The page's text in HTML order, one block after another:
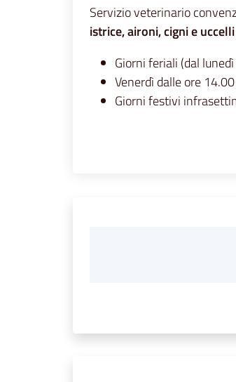
Servizio veterinario
istrice, aironi, cigni e
Giorni feriali (dal
Venerdì dalle ore
Giorni festivi